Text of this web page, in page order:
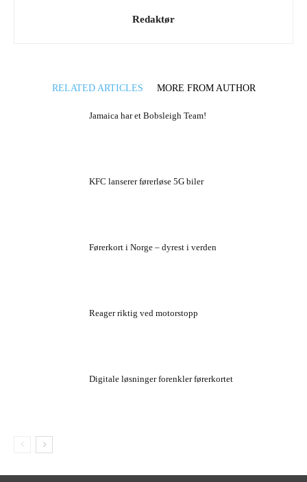
Redaktør
RELATED ARTICLES MORE FROM AUTHOR
Jamaica har et Bobsleigh Team!
KFC lanserer førerløse 5G biler
Førerkort i Norge – dyrest i verden
Reager riktig ved motorstopp
Digitale løsninger forenkler førerkortet